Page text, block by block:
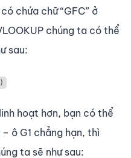
chứa chữ “GFC” ở
chúng ta có thể
sau:
hoạt hơn, bạn có thể
ô G1 chẳng hạn, thì
ta sẽ như sau: